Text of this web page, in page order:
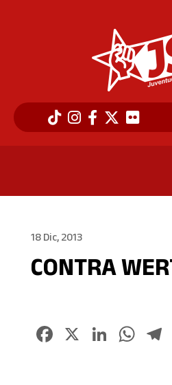
18 Dic, 2013
CONTRA
Facebook
X